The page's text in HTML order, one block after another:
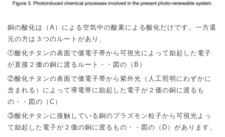
銅の酸化は（ A ）による空気中の酸素による酸化だけです。一方還
元の方は３つのルートがあり、
①酸化チタンの表面で価電子帯から可視光によって励起した電子
が直接２価の銅に渡るルート・・図の（ B ）
②酸化チタンの表面で価電子帯から紫外光（人工照明にわずかに
含まれる）によって導電帯に励起した電子が２価の銅に渡るも
の・・図の（ C ）
③酸化チタンに接触している銅のプラズモン粒子から可視光よっ
て励起した電子が２価の銅に渡るもの・・図の（ D ）があります。